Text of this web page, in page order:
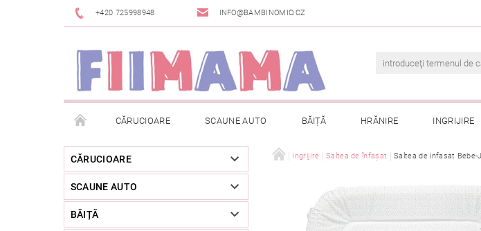
+420 725998948 INFO@BAMBINOMIO.CZ
CĂRUCIOARE SCAUNE AUTO BĂIȚĂ HRĂNIRE INGRIJIRE
BRANDURI DESPACHETAT SAU DIN EXPOZIȚIE TERMENI ȘI CONDIȚII
RETURNAREA MĂRFII METODE DE PLATĂ CONSULTAȚII COMANDA MEA
CĂRUCIOARE
SCAUNE AUTO
BĂIȚĂ
Ingrijire Saltea de înfașat Saltea de infasat